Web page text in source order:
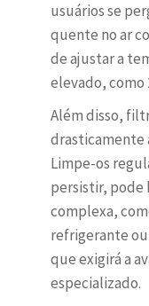
usuários se
quente no ar
de ajustar a
elevado, como
Além disso,
drasticamente
Limpe-os
persistir, pode
complexa,
refrigerante
que exigirá a
especializado.